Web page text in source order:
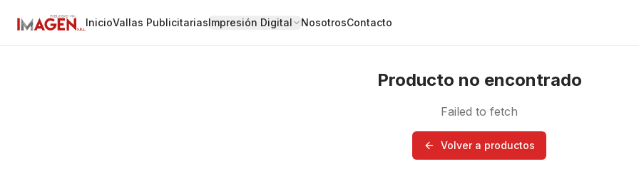
InicioVallas PublicitariasImpresión Digital NosotrosContacto
Producto no encontrado
Failed to fetch
Volver a productos